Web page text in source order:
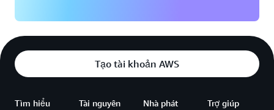
Tạo tài khoản AWS
Tìm hiểu Tài nguyên
Nhà phát
Trợ giúp